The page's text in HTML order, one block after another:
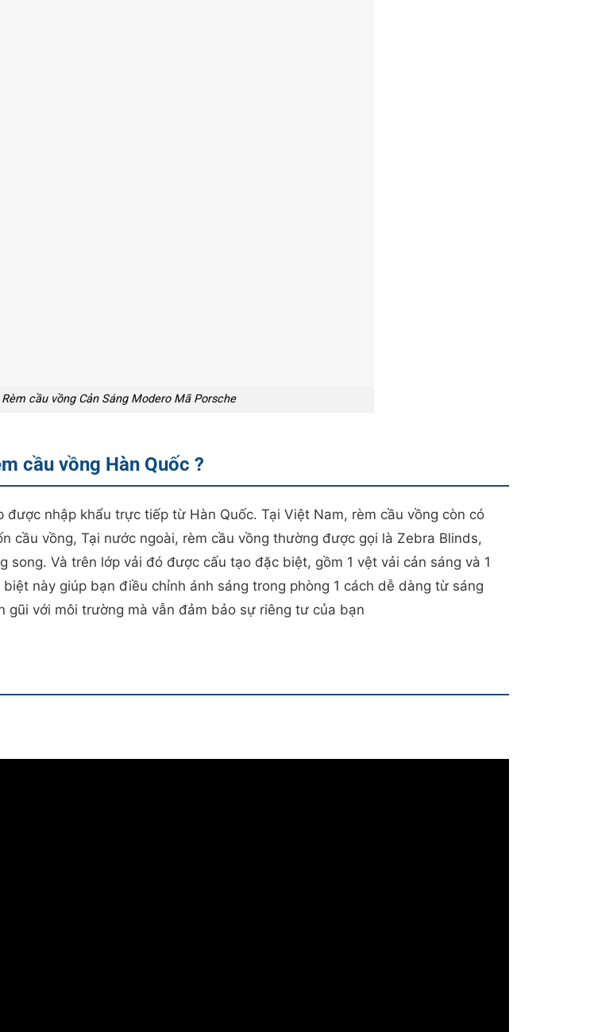
cầu vồng Cản Sáng Modero Mã Porsche
cầu vồng Hàn Quốc ?
nhập khẩu trực tiếp từ Hàn Quốc. Tại Việt Nam, rèm cầu vồng còn có
cầu vồng, Tại nước ngoài, rèm cầu vồng thường được gọi là Zebra Blinds,
Và trên lớp vải đó được cấu tạo đặc biệt, gồm 1 vệt vải cản sáng và 1
này giúp bạn điều chỉnh ánh sáng trong phòng 1 cách dễ dàng từ sáng
với môi trường mà vẫn đảm bảo sự riêng tư của bạn